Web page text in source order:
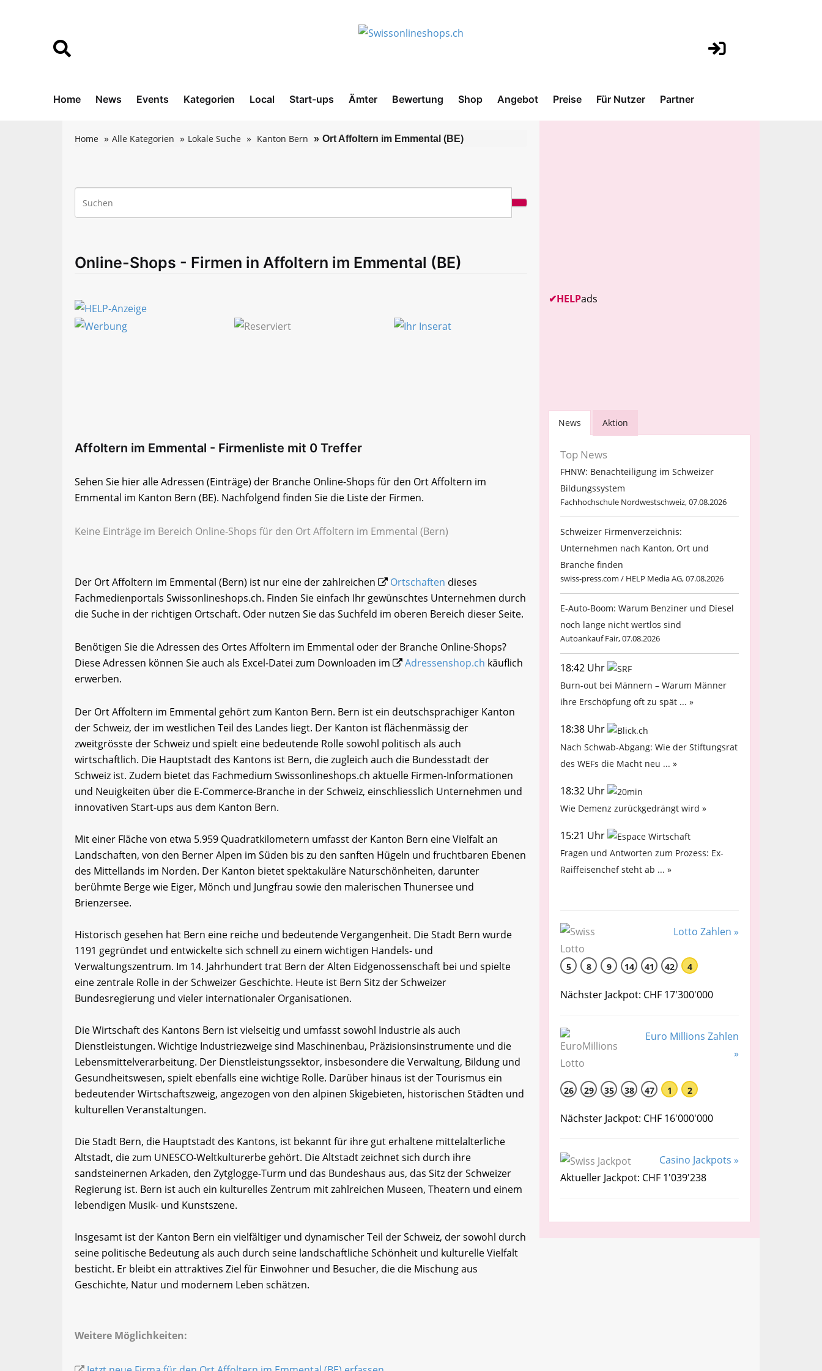
Home News Events Kategorien Local Start-ups Ämter Bewertung Shop Angebot Preise Für Nutzer Partner
Home Alle Kategorien Lokale Suche Kanton Bern Ort Affoltern im Emmental (BE)
Online-Shops - Firmen in Affoltern im Emmental (BE)
Affoltern im Emmental - Firmenliste mit 0 Treffer
Sehen Sie hier alle Adressen (Einträge) der Branche Online-Shops für den Ort Affoltern im
Emmental im Kanton Bern (BE). Nachfolgend finden Sie die Liste der Firmen.
Keine Einträge im Bereich Online-Shops für den Ort Affoltern im Emmental (Bern)
Der Ort Affoltern im Emmental (Bern) ist nur eine der zahlreichen Ortschaften dieses
Fachmedienportals Swissonlineshops.ch. Finden Sie einfach Ihr gewünschtes Unternehmen durch
die Suche in der richtigen Ortschaft. Oder nutzen Sie das Suchfeld im oberen Bereich dieser Seite.
Benötigen Sie die Adressen des Ortes Affoltern im Emmental oder der Branche Online-Shops?
Diese Adressen können Sie auch als Excel-Datei zum Downloaden im
Adressenshop.ch käuflich
erwerben.
Der Ort Affoltern im Emmental gehört zum Kanton Bern. Bern ist ein deutschsprachiger Kanton
der Schweiz, der im westlichen Teil des Landes liegt. Der Kanton ist flächenmässig der
zweitgrösste der Schweiz und spielt eine bedeutende Rolle sowohl politisch als auch
wirtschaftlich. Die Hauptstadt des Kantons ist Bern, die zugleich auch die Bundesstadt der
Schweiz ist. Zudem bietet das Fachmedium Swissonlineshops.ch aktuelle Firmen-Informationen
und Neuigkeiten über die E-Commerce-Branche in der Schweiz, einschliesslich Unternehmen und
innovativen Start-ups aus dem Kanton Bern.
Mit einer Fläche von etwa 5.959 Quadratkilometern umfasst der Kanton Bern eine Vielfalt an
Landschaften, von den Berner Alpen im Süden bis zu den sanften Hügeln und fruchtbaren Ebenen
des Mittellands im Norden. Der Kanton bietet spektakuläre Naturschönheiten, darunter
berühmte Berge wie Eiger, Mönch und Jungfrau sowie den malerischen Thunersee und
Brienzersee.
Historisch gesehen hat Bern eine reiche und bedeutende Vergangenheit. Die Stadt Bern wurde
1191 gegründet und entwickelte sich schnell zu einem wichtigen Handels- und
Verwaltungszentrum. Im 14. Jahrhundert trat Bern der Alten Eidgenossenschaft bei und spielte
eine zentrale Rolle in der Schweizer Geschichte. Heute ist Bern Sitz der Schweizer
Bundesregierung und vieler internationaler Organisationen.
Die Wirtschaft des Kantons Bern ist vielseitig und umfasst sowohl Industrie als auch
Dienstleistungen. Wichtige Industriezweige sind Maschinenbau, Präzisionsinstrumente und die
Lebensmittelverarbeitung. Der Dienstleistungssektor, insbesondere die Verwaltung, Bildung und
Gesundheitswesen, spielt ebenfalls eine wichtige Rolle. Darüber hinaus ist der Tourismus ein
bedeutender Wirtschaftszweig, angezogen von den alpinen Skigebieten, historischen Städten und
kulturellen Veranstaltungen.
Die Stadt Bern, die Hauptstadt des Kantons, ist bekannt für ihre gut erhaltene mittelalterliche
Altstadt, die zum UNESCO-Weltkulturerbe gehört. Die Altstadt zeichnet sich durch ihre
sandsteinernen Arkaden, den Zytglogge-Turm und das Bundeshaus aus, das Sitz der Schweizer
Regierung ist. Bern ist auch ein kulturelles Zentrum mit zahlreichen Museen, Theatern und einem
lebendigen Musik- und Kunstszene.
Insgesamt ist der Kanton Bern ein vielfältiger und dynamischer Teil der Schweiz, der sowohl durch
seine politische Bedeutung als auch durch seine landschaftliche Schönheit und kulturelle Vielfalt
besticht. Er bleibt ein attraktives Ziel für Einwohner und Besucher, die die Mischung aus
Geschichte, Natur und modernem Leben schätzen.
Weitere Möglichkeiten:
✔HELPads
News Aktion
Top News
FHNW: Benachteiligung im Schweizer
Bildungssystem
Fachhochschule Nordwestschweiz, 07.08.2026
Schweizer Firmenverzeichnis:
Unternehmen nach Kanton, Ort und
Branche finden
swiss-press.com / HELP Media AG, 07.08.2026
E-Auto-Boom: Warum Benziner und Diesel
noch lange nicht wertlos sind
Autoankauf Fair, 07.08.2026
18:42 Uhr
Burn-out bei Männern – Warum Männer
ihre Erschöpfung oft zu spät ... »
18:38 Uhr
Nach Schwab-Abgang: Wie der Stiftungsrat
des WEFs die Macht neu ... »
18:32 Uhr
Wie Demenz zurückgedrängt wird »
15:21 Uhr
Fragen und Antworten zum Prozess: Ex-
Raiffeisenchef steht ab ... »
Lotto Zahlen »
5 8 9 14 41 42 4
Nächster Jackpot: CHF 17'300'000
Euro Millions Zahlen
»
26 29 35 38 47 1 2
Nächster Jackpot: CHF 16'000'000
Casino Jackpots »
Aktueller Jackpot: CHF 1'039'238